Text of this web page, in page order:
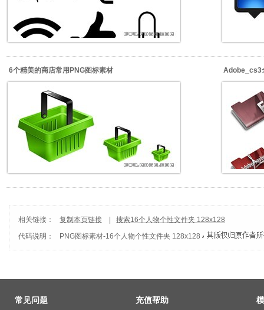
6个精美的商店常用PNG图标素材 Adobe_cs3
相关链接： 复制本页链接
搜索16个人物个性文件夹 128x128
代码说明：
PNG图标素材-16个人物个性文件夹 128x128
常见问题 充值帮助